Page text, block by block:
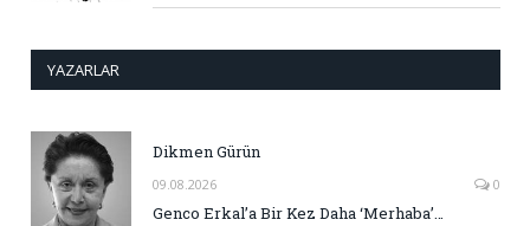
YAZARLAR
Dikmen Gürün
09.08.2026 0
Genco Erkal’a Bir Kez Daha ‘Merhaba’…